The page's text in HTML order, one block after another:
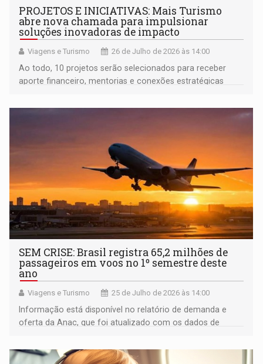
PROJETOS E INICIATIVAS: Mais Turismo
abre nova chamada para impulsionar
soluções inovadoras de impacto
Viagens e Turismo 26 de Julho de 2026 às 14:00
Ao todo, 10 projetos serão selecionados para receber
aporte financeiro, mentorias e conexões estratégicas
sociais, culturais e territoriais
SEM CRISE: Brasil registra 65,2 milhões de
passageiros em voos no 1º semestre deste
ano
Viagens e Turismo 25 de Julho de 2026 às 14:00
Informação está disponível no relatório de demanda e
oferta da Anac, que foi atualizado com os dados de